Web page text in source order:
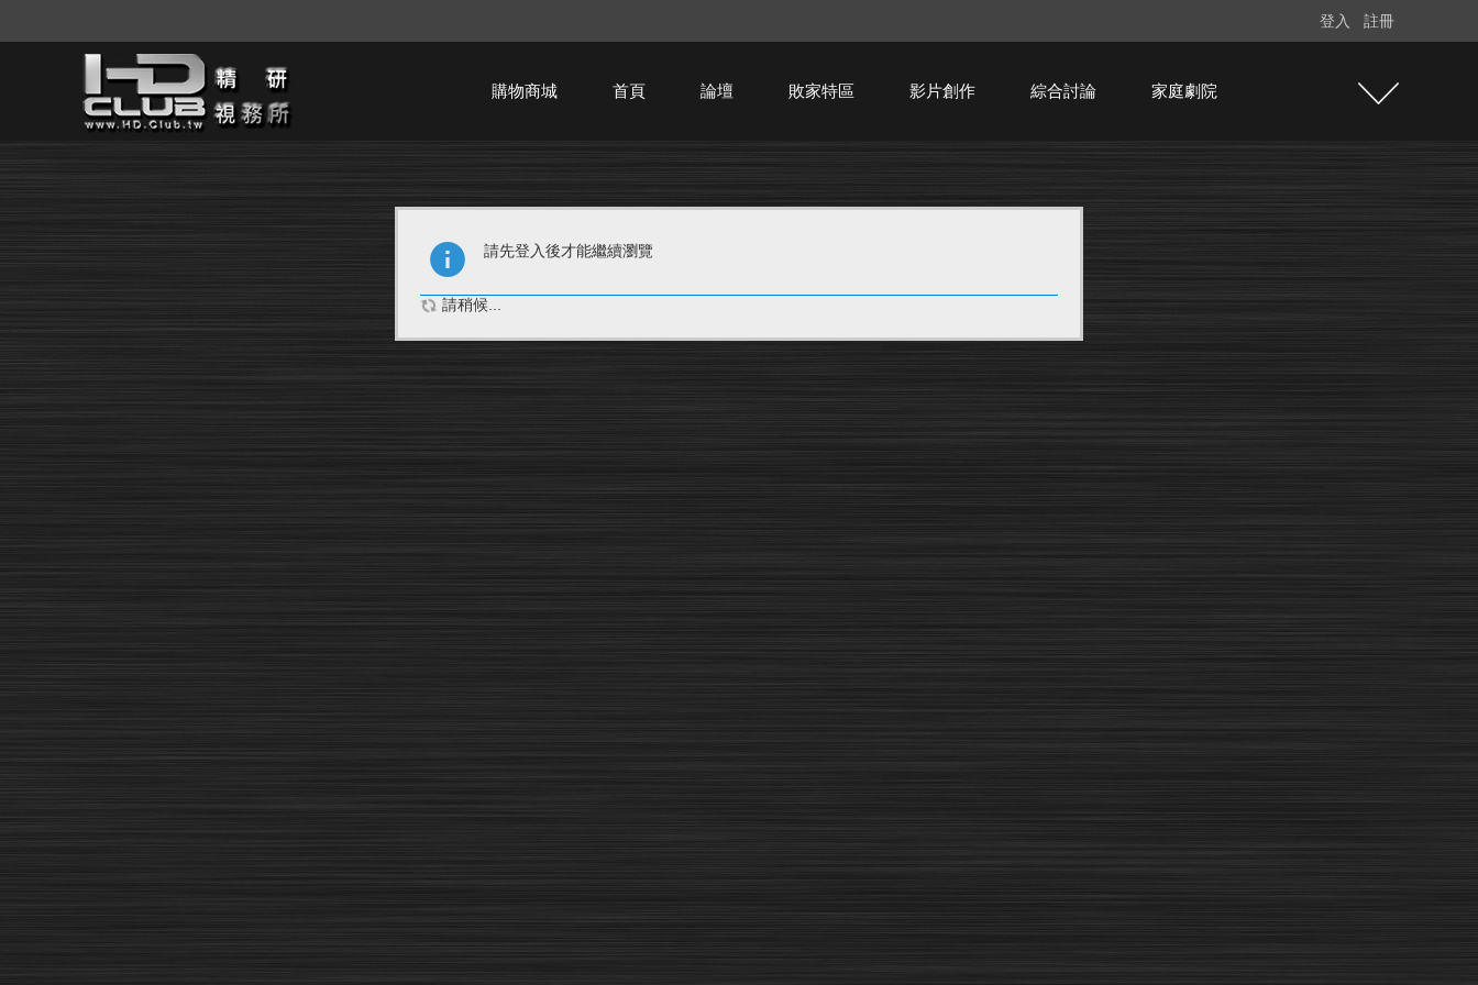
登入 註冊
購物商城 首頁 論壇 敗家特區 影片創作 綜合討論 家庭劇院
請先登入後才能繼續瀏覽
請稍候...